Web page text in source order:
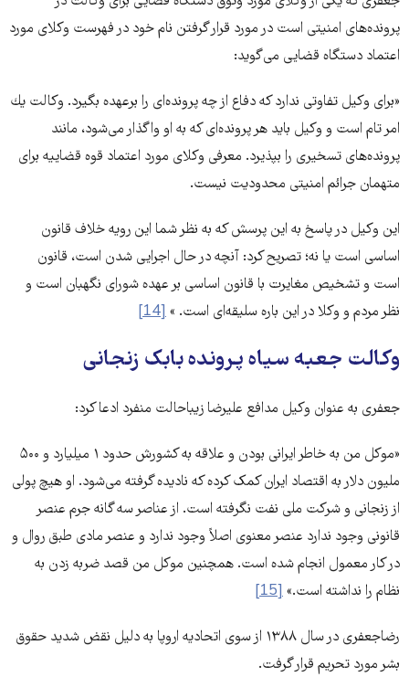
پرونده‌های امنیتی است در مورد قرار گرفتن نام خود در فهرست وکلای مورد
اعتماد دستگاه قضایی می‌گوید:‌
«برای وكیل تفاوتی ندارد كه دفاع از چه پرونده‌ای را برعهده بگیرد. وكالت یك
امر تام است و وكیل باید هر پرونده‌ای كه به او واگذار می‌شود، مانند
پرونده‌های تسخیری را بپذیرد. معرفی وكلای مورد اعتماد قوه قضاییه برای
متهمان جرائم امنیتی محدودیت نیست.
این وكیل در پاسخ به این پرسش كه به نظر شما این رویه خلاف قانون
اساسی است یا نه؛ تصریح كرد: آنچه در حال اجرایی شدن است، قانون
است و تشخیص مغایرت با قانون اساسی بر عهده شورای نگهبان است و
نظر مردم و وكلا در این باره سلیقه‌ای است. »[14]
وکالت جعبه سیاه پرونده بابک زنجانی
جعفری به عنوان وکیل مدافع علیرضا زیباحالت منفرد ادعا کرد:‌
«موکل من به خاطر ایرانی بودن و علاقه به کشورش حدود ۱ میلیارد و ۵۰۰
ملیون دلار به اقتصاد ایران کمک کرده که نادیده گرفته می‌شود. او هیچ پولی
از زنجانی و شرکت ملی نفت نگرفته است. از عناصر سه گانه جرم عنصر
قانونی وجود ندارد عنصر معنوی اصلاً وجود ندارد و عنصر مادی طبق روال و
در کار معمول انجام شده است. همچنین موکل من قصد ضربه زدن به
نظام را نداشته است.»[15]
رضاجعفری در سال ۱۳۸۸ از سوی اتحادیه اروپا به دلیل نقض شدید حقوق
بشر مورد تحریم قرار گرفت.